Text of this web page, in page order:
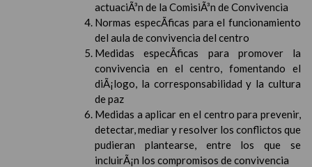
actuaciÃ³n de la ComisiÃ³n de Convivencia
Normas especÃ­ficas para el funcionamiento
del aula de convivencia del centro
Medidas especÃ­ficas para promover la
convivencia en el centro, fomentando el
diÃ¡logo, la corresponsabilidad y la cultura
de paz
Medidas a aplicar en el centro para prevenir,
detectar, mediar y resolver los conflictos que
pudieran plantearse, entre los que se
incluirÃ¡n los compromisos de convivencia